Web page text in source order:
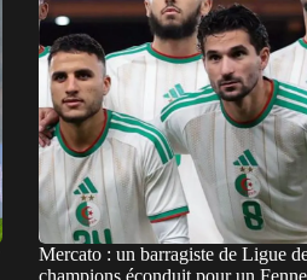
Mercato : un barragiste de Ligue
champions éconduit pour un